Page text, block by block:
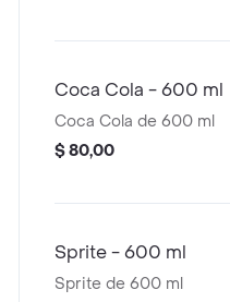
Coca Cola - 600 ml
Coca Cola de 600 ml
$ 80,00
Sprite - 600 ml
Sprite de 600 ml